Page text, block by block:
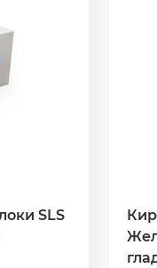
SLS